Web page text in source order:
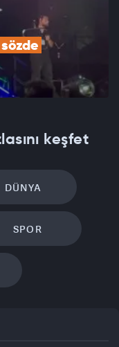
keşfet
DÜNYA
SPOR